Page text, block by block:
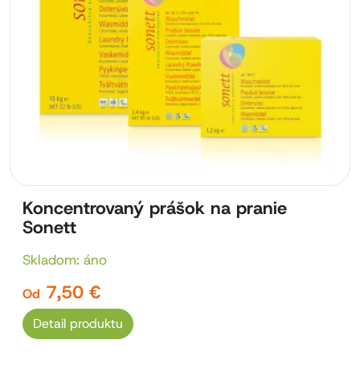
Koncentrovaný prášok na pranie
Sonett
Skladom: áno
Od 7,50 €
Detail produktu